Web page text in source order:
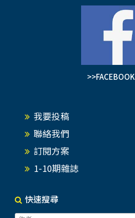
>>FACEBOOK
我要投稿
聯絡我們
訂閱方案
1-10期雜誌
快速搜尋